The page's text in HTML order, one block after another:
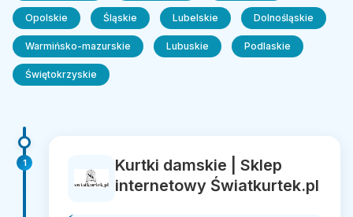
Opolskie Śląskie Lubelskie Dolnośląskie
Warmińsko-mazurskie Lubuskie Podlaskie
Świętokrzyskie
1
Kurtki damskie | Sklep
internetowy Światkurtek.pl